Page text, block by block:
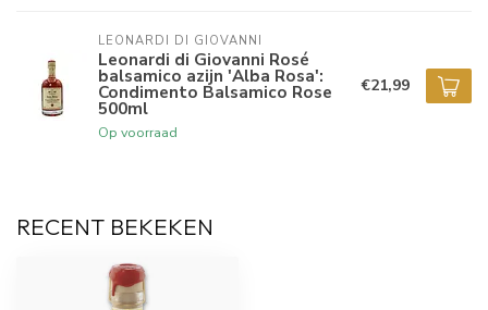
LEONARDI DI GIOVANNI
Leonardi di Giovanni Rosé
balsamico azijn 'Alba Rosa':
Condimento Balsamico Rose
500ml
Op voorraad
€21,99
RECENT BEKEKEN